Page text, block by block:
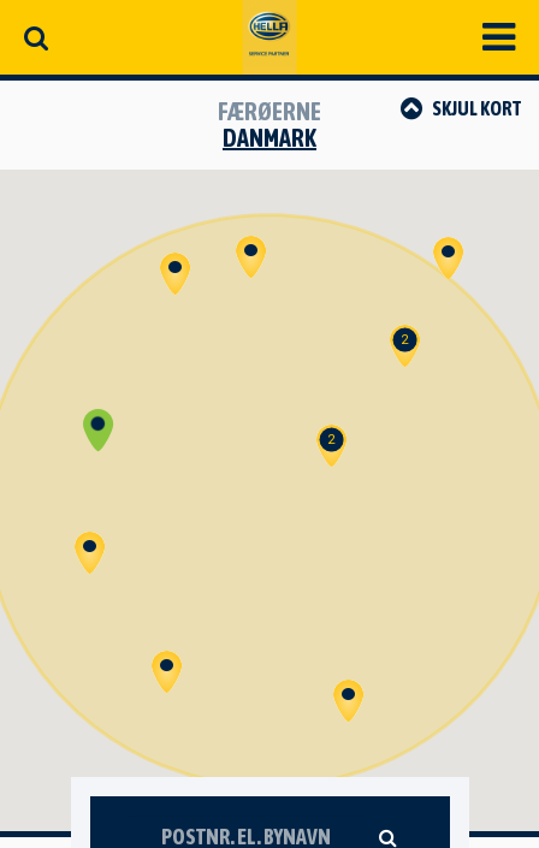
FÆRØERNE
DANMARK
SKJULKORT
2
2